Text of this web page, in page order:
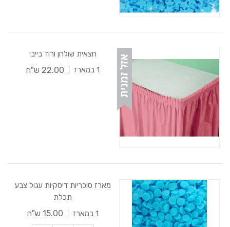
חצאית שולחן ורוד בייבי
1 במארז
22.00 ש"ח
מארז סוכריות דיסקיות עגול צבע
תכלת
1 במארז
15.00 ש"ח